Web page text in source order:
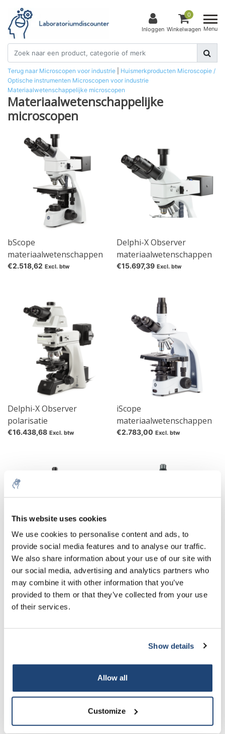
This website uses cookies
We use cookies to personalise content and ads, to
provide social media features and to analyse our traffic.
We also share information about your use of our site with
our social media, advertising and analytics partners who
may combine it with other information that you’ve
provided to them or that they’ve collected from your use
of their services.
Show details
Allow all
Customize
Inloggen
0
Winkelwagen Menu
Terug naar Microscopen voor industrie Huismerkproducten Microscopie /
Optische instrumenten Microscopen voor industrie
Materiaalwetenschappelijke microscopen
Materiaalwetenschappelijke
microscopen
bScope
materiaalwetenschappen
(metallurgisch)
€2.518,62 Excl. btw
Delphi-X Observer
materiaalwetenschappen
€15.697,39 Excl. btw
Delphi-X Observer
polarisatie
€16.438,68 Excl. btw
iScope
materiaalwetenschappen
(asbest)
€2.783,00 Excl. btw
iScope
materiaalwetenschappen
(metallurgisch)
€2.645,12 Excl. btw
iScope
materiaalwetenschappen
(polarisatie)
€3.141,00 Excl. btw